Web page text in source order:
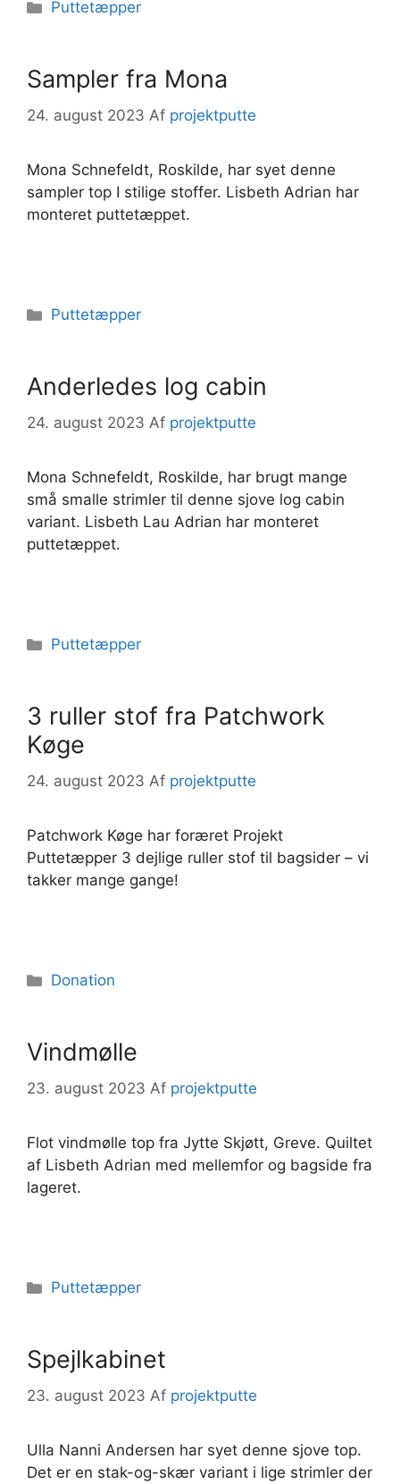
Kategorier
Puttetæpper
Sampler fra Mona
24. august 2023 Af projektputte
Mona Schnefeldt, Roskilde, har syet denne
sampler top I stilige stoffer. Lisbeth Adrian har
monteret puttetæppet.
Kategorier
Puttetæpper
Anderledes log cabin
24. august 2023 Af projektputte
Mona Schnefeldt, Roskilde, har brugt mange
små smalle strimler til denne sjove log cabin
variant. Lisbeth Lau Adrian har monteret
puttetæppet.
Kategorier
Puttetæpper
3 ruller stof fra Patchwork
Køge
24. august 2023 Af projektputte
Patchwork Køge har foræret Projekt
Puttetæpper 3 dejlige ruller stof til bagsider – vi
takker mange gange!
Kategorier
Donation
Vindmølle
23. august 2023 Af projektputte
Flot vindmølle top fra Jytte Skjøtt, Greve. Quiltet
af Lisbeth Adrian med mellemfor og bagside fra
lageret.
Kategorier
Puttetæpper
Spejlkabinet
23. august 2023 Af projektputte
Ulla Nanni Andersen har syet denne sjove top.
Det er en stak-og-skær variant i lige strimler der